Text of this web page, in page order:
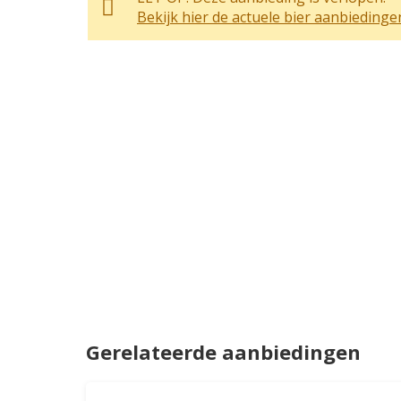
Bekijk hier de actuele bier
Gerelateerde aanbiedingen